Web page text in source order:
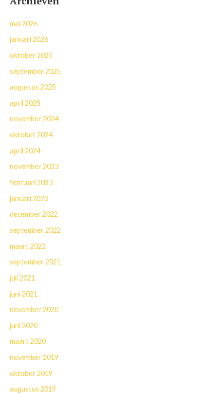
mei 2026
januari 2026
oktober 2025
september 2025
augustus 2025
april 2025
november 2024
oktober 2024
april 2024
november 2023
februari 2023
januari 2023
december 2022
september 2022
maart 2022
september 2021
juli 2021
juni 2021
november 2020
juni 2020
maart 2020
november 2019
oktober 2019
augustus 2019